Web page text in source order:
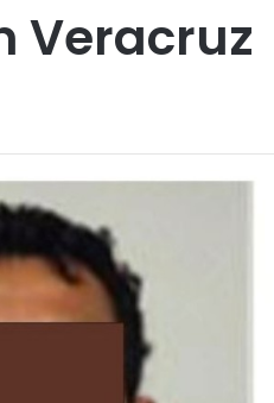
Veracruz